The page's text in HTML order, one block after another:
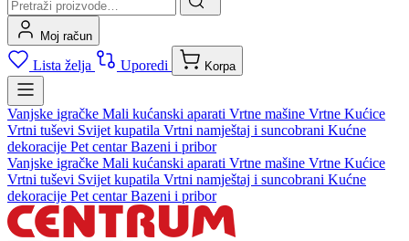
Moj račun
Lista želja Uporedi Korpa
Vanjske igračke Mali kućanski aparati Vrtne mašine Vrtne Kućice
Vrtni tuševi Svijet kupatila Vrtni namještaj i suncobrani Kućne
dekoracije Pet centarBazeni i pribor
Vanjske igračke Mali kućanski aparati Vrtne mašine Vrtne Kućice
Vrtni tuševi Svijet kupatila Vrtni namještaj i suncobrani Kućne
dekoracije Pet centarBazeni i pribor